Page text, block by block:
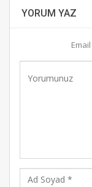
YORUM YAZ